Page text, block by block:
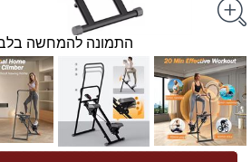
התמונה להמחשה